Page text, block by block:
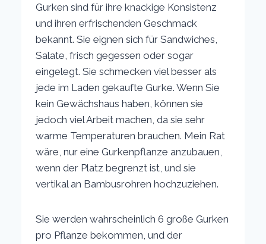
Gurken sind für ihre knackige Konsistenz
und ihren erfrischenden Geschmack
bekannt. Sie eignen sich für Sandwiches,
Salate, frisch gegessen oder sogar
eingelegt. Sie schmecken viel besser als
jede im Laden gekaufte Gurke. Wenn Sie
kein Gewächshaus haben, können sie
jedoch viel Arbeit machen, da sie sehr
warme Temperaturen brauchen. Mein Rat
wäre, nur eine Gurkenpflanze anzubauen,
wenn der Platz begrenzt ist, und sie
vertikal an Bambusrohren hochzuziehen.
Sie werden wahrscheinlich 6 große Gurken
pro Pflanze bekommen, und der